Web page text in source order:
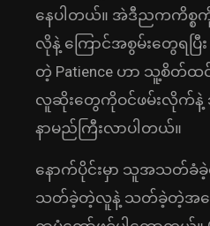
နေပါတယ်။ အဲဒီညကကိစ္စ
လိုနဲ့‌‌ ကြောင်အစွမ်းတွေရပြီ
တဲ့ Patience ဟာ သူ့စိတ်ထ
လူဆိုးတွေကိုဝင်ဖမ်းလိုက်နဲ့
နာမည်ကြီးလာပါတယ်။
နောက်ပိုင်းမှာ သူအသတ်ခံခဲ့
သတ်ခဲ့တဲ့လူနဲ့ သတ်ခဲ့တဲ့အကြ